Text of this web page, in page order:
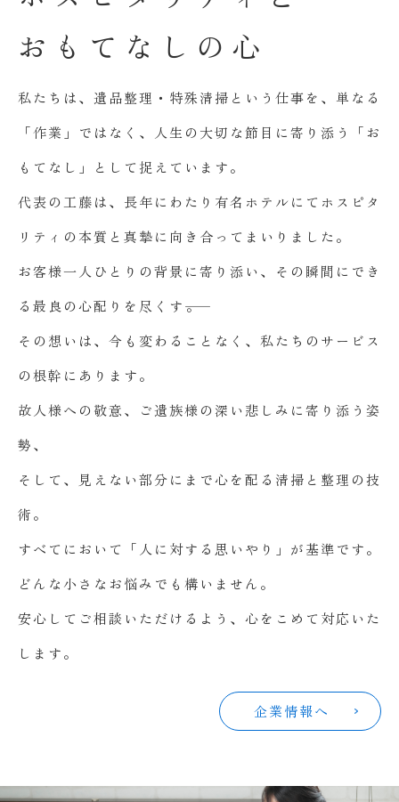
お も て な し の 心
私たちは、遺品整理・特殊清掃という仕事を、単なる
「作業」ではなく、人生の大切な節目に寄り添う「お
もてなし」として捉えています。
代表の工藤は、長年にわたり有名ホテルにてホスピタ
リティの本質と真摯に向き合ってまいりました。
お客様一人ひとりの背景に寄り添い、その瞬間にでき
る最良の心配りを尽くす――。
その想いは、今も変わることなく、私たちのサービス
の根幹にあります。
故人様への敬意、ご遺族様の深い悲しみに寄り添う姿
勢、
そして、見えない部分にまで心を配る清掃と整理の技
術。
すべてにおいて「人に対する思いやり」が基準です。
どんな小さなお悩みでも構いません。
安心してご相談いただけるよう、心をこめて対応いた
します。
企業情報へ